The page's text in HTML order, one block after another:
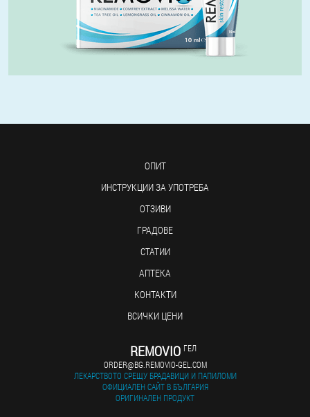
ОПИТ
ИНСТРУКЦИИ ЗА УПОТРЕБА
ОТЗИВИ
ГРАДОВЕ
СТАТИИ
АПТЕКА
КОНТАКТИ
ВСИЧКИ ЦЕНИ
REMOVIO ГЕЛ
ORDER@BG.REMOVIO-GEL.COM
ЛЕКАРСТВОТО СРЕЩУ БРАДАВИЦИ И ПАПИЛОМИ
ОФИЦИАЛЕН САЙТ В БЪЛГАРИЯ
ОРИГИНАЛЕН ПРОДУКТ